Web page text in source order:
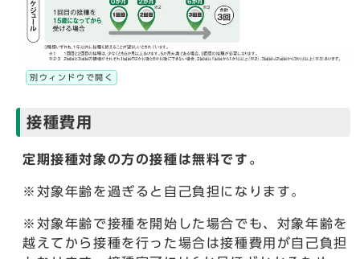
別ウィンドウで開く
接種費用
定期接種対象の方の接種は無料です。
※対象年齢を過ぎると自己負担になります。
※対象年齢で接種を開始した場合でも、対象年齢を
越えてから接種を行った場合は接種費用が自己負担